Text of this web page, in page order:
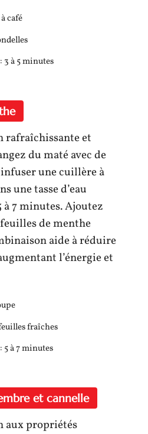
café
: 3 à 5 minutes
rafraîchissante et
du maté avec de
une cuillère à
une tasse d’eau
à 7 minutes. Ajoutez
de menthe
aide à réduire
l’énergie et
fraîches
: 5 à 7 minutes
et cannelle
aux propriétés